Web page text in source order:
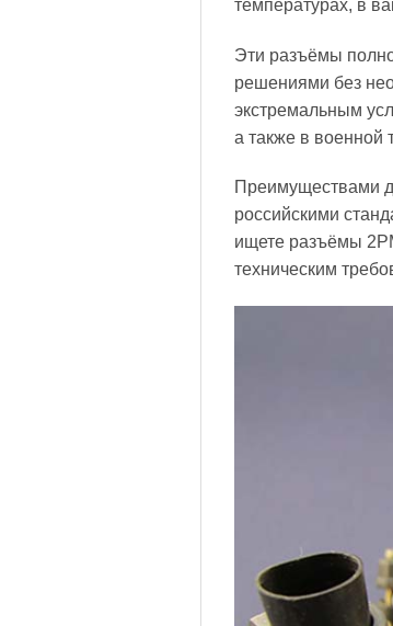
температурах, в
Эти разъёмы
решениями без
экстремальным
а также в военной
Преимуществами
российскими
ищете разъёмы
техническим